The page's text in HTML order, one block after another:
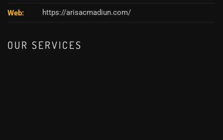
Web: https://arisacmadiun.com/
OUR SERVICES